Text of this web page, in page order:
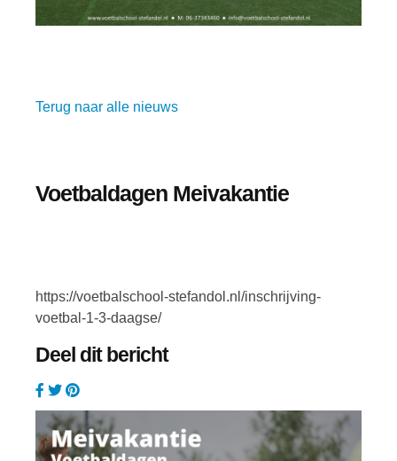
Terug naar alle nieuws
Voetbaldagen Meivakantie
https://voetbalschool-stefandol.nl/inschrijving-
voetbal-1-3-daagse/
Deel dit bericht